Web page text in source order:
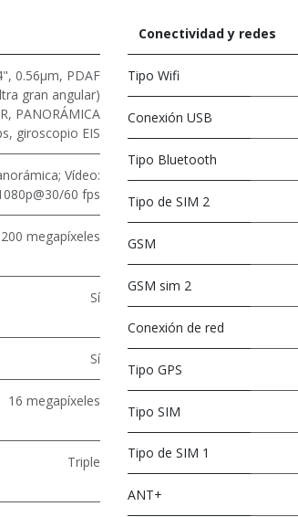
0.56μm, PDAF
gran angular)
PANORÁMICA
giroscopio EIS
Vídeo:
60 fps
200 megapíxeles
Sí
Sí
16 megapíxeles
Triple
Conectividad y redes
Tipo Wifi
Conexión USB
Tipo Bluetooth
Tipo de SIM 2
GSM
GSM sim 2
Conexión de red
Tipo GPS
Tipo SIM
Tipo de SIM 1
ANT+